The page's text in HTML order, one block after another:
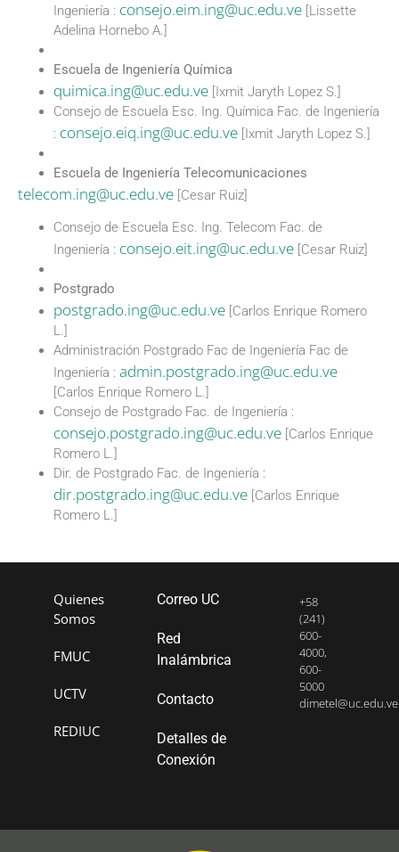
Ingeniería : consejo.eim.ing@uc.edu.ve [Lissette
Adelina Hornebo A.]
Escuela de Ingeniería Química
quimica.ing@uc.edu.ve [Ixmit Jaryth Lopez S.]
Consejo de Escuela Esc. Ing. Química Fac. de Ingeniería
: consejo.eiq.ing@uc.edu.ve [Ixmit Jaryth Lopez S.]
Escuela de Ingeniería Telecomunicaciones
telecom.ing@uc.edu.ve [Cesar Ruiz]
Consejo de Escuela Esc. Ing. Telecom Fac. de
Ingeniería : consejo.eit.ing@uc.edu.ve [Cesar Ruiz]
Postgrado
postgrado.ing@uc.edu.ve [Carlos Enrique Romero
L.]
Administración Postgrado Fac de Ingeniería Fac de
Ingeniería : admin.postgrado.ing@uc.edu.ve
[Carlos Enrique Romero L.]
Consejo de Postgrado Fac. de Ingeniería :
consejo.postgrado.ing@uc.edu.ve [Carlos Enrique
Romero L.]
Dir. de Postgrado Fac. de Ingeniería :
dir.postgrado.ing@uc.edu.ve [Carlos Enrique
Romero L.]
Quienes
Somos
FMUC
UCTV
REDIUC
Correo UC
Red
Inalámbrica
Contacto
Detalles de
Conexión
+58
(241)
600-
4000,
600-
5000
dimetel@uc.edu.ve